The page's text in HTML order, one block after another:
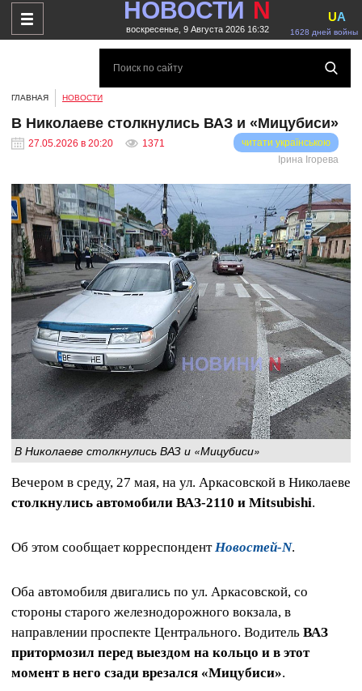
НОВОСТИ N
воскресенье, 9 Августа 2026 16:32 1628 дней войны
UA
ГЛАВНАЯ НОВОСТИ
В Николаеве столкнулись ВАЗ и «Мицубиси»
27.05.2026 в 20:20 1371
читати українською
Ірина Ігорева
В Николаеве столкнулись ВАЗ и «Мицубиси»
Вечером в среду, 27 мая, на ул. Аркасовской в Николаеве
столкнулись автомобили ВАЗ-2110 и Mitsubishi.
Об этом сообщает корреспондент Новостей-N.
Оба автомобиля двигались по ул. Аркасовской, со
стороны старого железнодорожного вокзала, в
направлении проспекте Центрального. Водитель ВАЗ
притормозил перед выездом на кольцо и в этот
момент в него сзади врезался «Мицубиси».